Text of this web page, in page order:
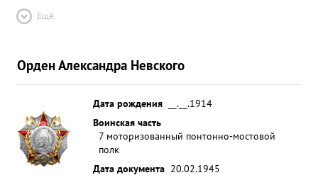
Ещё
Орден Александра Невского
Дата рождения
__.__.1914
Воинская часть
7 моторизованный понтонно-мостовой
полк
Дата документа 20.02.1945